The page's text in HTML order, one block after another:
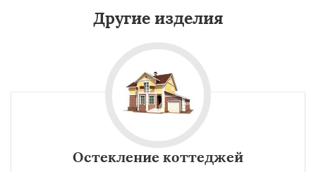
Другие изделия
Остекление коттеджей